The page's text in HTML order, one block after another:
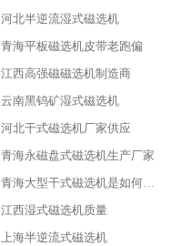
河北半逆流湿式磁选机
青海平板磁选机皮带老跑偏
江西高强磁磁选机制造商
云南黑钨矿湿式磁选机
河北干式磁选机厂家供应
青海永磁盘式磁选机生产厂家
青海大型干式磁选机是如何选矿的
江西湿式磁选机质量
上海半逆流式磁选机